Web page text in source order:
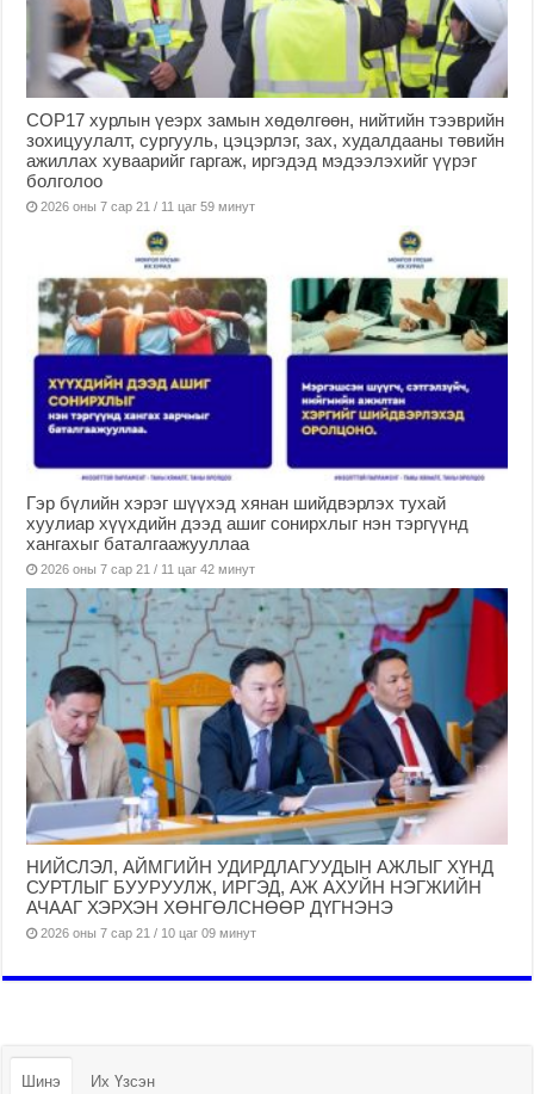
COP17 хурлын үеэрх замын хөдөлгөөн, нийтийн тээврийн
зохицуулалт, сургууль, цэцэрлэг, зах, худалдааны төвийн
ажиллах хуваарийг гаргаж, иргэдэд мэдээлэхийг үүрэг
болголоо
2026 оны 7 сар 21 / 11 цаг 59 минут
Гэр бүлийн хэрэг шүүхэд хянан шийдвэрлэх тухай
хуулиар хүүхдийн дээд ашиг сонирхлыг нэн тэргүүнд
хангахыг баталгаажууллаа
2026 оны 7 сар 21 / 11 цаг 42 минут
НИЙСЛЭЛ, АЙМГИЙН УДИРДЛАГУУДЫН АЖЛЫГ ХҮНД
СУРТЛЫГ БУУРУУЛЖ, ИРГЭД, АЖ АХУЙН НЭГЖИЙН
АЧААГ ХЭРХЭН ХӨНГӨЛСНӨӨР ДҮГНЭНЭ
2026 оны 7 сар 21 / 10 цаг 09 минут
Шинэ Их Үзсэн